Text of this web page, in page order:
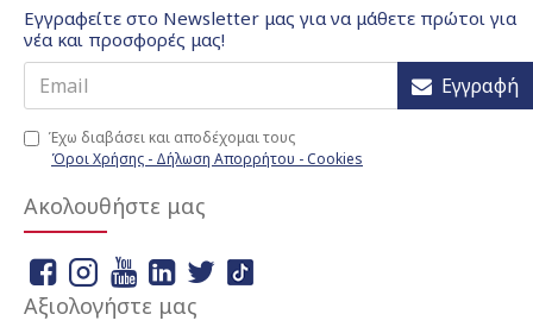
Εγγραφείτε στο Newsletter μας για να μάθετε πρώτοι για
νέα και προσφορές μας!
Εγγραφή
Έχω διαβάσει και αποδέχομαι τους
Όροι Χρήσης - Δήλωση Απορρήτου - Cookies
Ακολουθήστε μας
Αξιολογήστε μας